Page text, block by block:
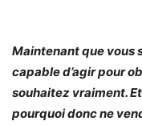
Maintenant que vous
capable d’agir pour
souhaitez vraiment.
pourquoi donc ne